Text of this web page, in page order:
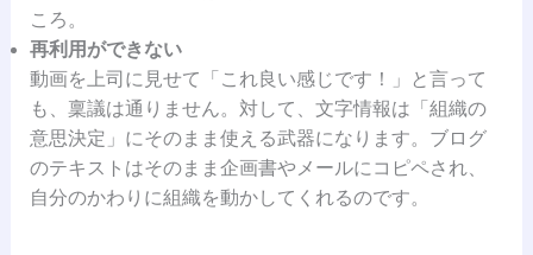
ころ。
再利用ができない
動画を上司に見せて「これ良い感じです！」と言って
も、稟議は通りません。対して、文字情報は「組織の
意思決定」にそのまま使える武器になります。ブログ
のテキストはそのまま企画書やメールにコピペされ、
自分のかわりに組織を動かしてくれるのです。